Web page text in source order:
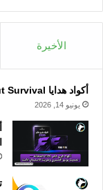
الأخيرة
أكواد هدايا Whiteout Survival الفعّالة – يونيو 2026 | محدّثة يومياً
يونيو 14, 2026